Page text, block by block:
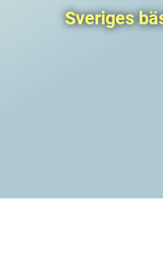
Sveriges